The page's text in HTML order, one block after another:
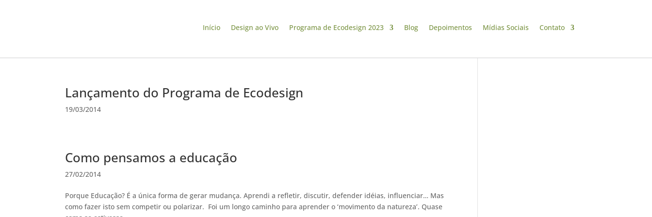
Início Design ao Vivo Programa de Ecodesign 2023 Blog Depoimentos Mídias Sociais Contato
Lançamento do Programa de Ecodesign
19/03/2014
Como pensamos a educação
27/02/2014
Porque Educação? É a única forma de gerar mudança. Aprendi a refletir, discutir, defender idéias, influenciar… Mas
como fazer isto sem competir ou polarizar. Foi um longo caminho para aprender o ‘movimento da natureza’. Quase